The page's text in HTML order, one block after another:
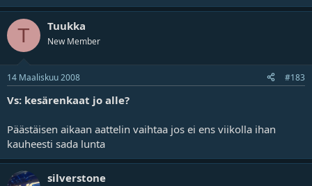
T Tuukka
New Member
14 Maaliskuu 2008 #183
Vs: kesärenkaat jo alle?
Päästäisen aikaan aattelin vaihtaa jos ei ens viikolla ihan
kauheesti sada lunta
silverstone